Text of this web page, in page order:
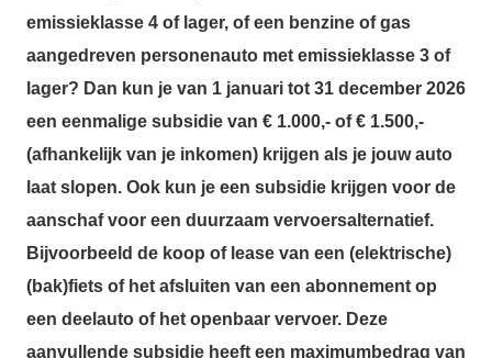
emissieklasse 4 of lager, of een benzine of gas
aangedreven personenauto met emissieklasse 3 of
lager? Dan kun je van 1 januari tot 31 december 2026
een eenmalige subsidie van € 1.000,- of € 1.500,-
(afhankelijk van je inkomen) krijgen als je jouw auto
laat slopen. Ook kun je een subsidie krijgen voor de
aanschaf voor een duurzaam vervoersalternatief.
Bijvoorbeeld de koop of lease van een (elektrische)
(bak)fiets of het afsluiten van een abonnement op
een deelauto of het openbaar vervoer. Deze
aanvullende subsidie heeft een maximumbedrag van